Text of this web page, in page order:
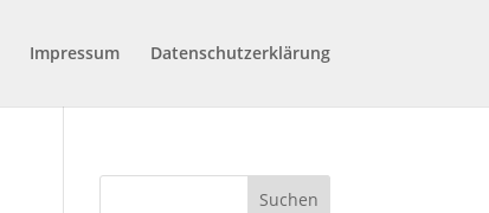
Impressum Datenschutzerklärung